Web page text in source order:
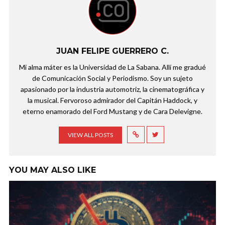
JUAN FELIPE GUERRERO C.
Mi alma máter es la Universidad de La Sabana. Allí me gradué
de Comunicación Social y Periodismo. Soy un sujeto
apasionado por la industria automotriz, la cinematográfica y
la musical. Fervoroso admirador del Capitán Haddock, y
eterno enamorado del Ford Mustang y de Cara Delevigne.
VIEW ALL POSTS
YOU MAY ALSO LIKE